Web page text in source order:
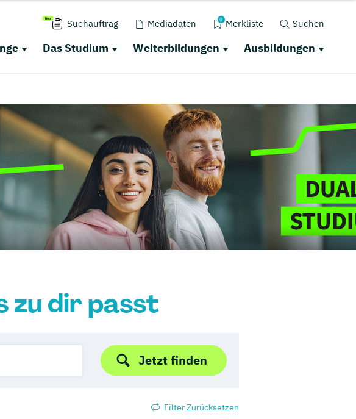
Suchauftrag Mediadaten 0 Merkliste Suchen
Das Studium Weiterbildungen Ausbildungen
zu dir passt
Jetzt finden
Filter Zurücksetzen